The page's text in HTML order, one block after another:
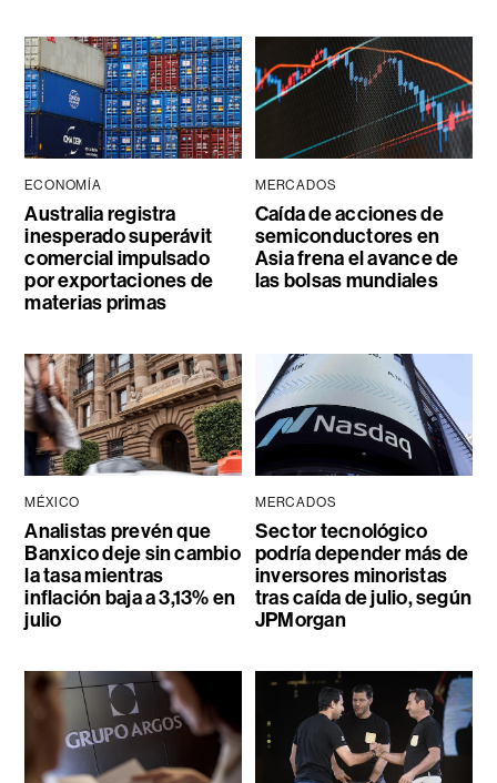
ECONOMÍA
Australia registra
inesperado superávit
comercial impulsado
por exportaciones de
materias primas
MERCADOS
Caída de acciones de
semiconductores en
Asia frena el avance de
las bolsas mundiales
MÉXICO
Analistas prevén que
Banxico deje sin cambio
la tasa mientras
inflación baja a 3,13% en
julio
MERCADOS
Sector tecnológico
podría depender más de
inversores minoristas
tras caída de julio, según
JPMorgan